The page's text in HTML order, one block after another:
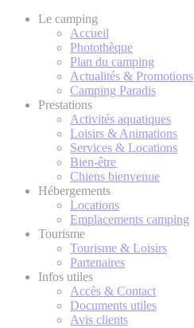
Le camping
Accueil
Photothèque
Plan du camping
Actualités & Promotions
Camping Paradis
Prestations
Activités aquatiques
Loisirs & Animations
Services & Locations
Bien-être
Chiens bienvenue
Hébergements
Locations
Emplacements camping
Tourisme
Tourisme & Loisirs
Partenaires
Infos utiles
Accès & Contact
Documents utiles
Avis clients